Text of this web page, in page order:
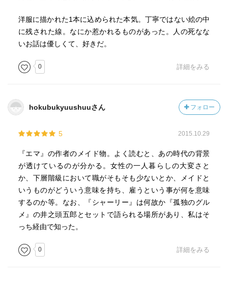
洋服に描かれた1本に込められた本気。丁寧ではない絵の中
に残された線。なにか惹かれるものがあった。人の死なな
いお話は優しくて、好きだ。
0 詳細をみる
hokubukyuushuuさん フォロー
5 2015.10.29
『エマ』の作者のメイド物。よく読むと、あの時代の背景
が透けているのが分かる。女性の一人暮らしの大変さと
か、下層階級において職がそもそも少ないとか、メイドと
いうものがどういう意味を持ち、雇うという事が何を意味
するのか等。なお、『シャーリー』は何故か『孤独のグル
メ』の井之頭五郎とセットで語られる場所があり、私はそ
っち経由で知った。
0 詳細をみる